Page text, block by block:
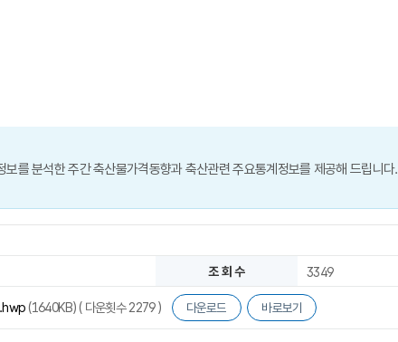
를 분석한 주간 축산물가격동향과 축산관련 주요통계정보를 제공해 드립니다.
조 회 수 3349
(1640KB) ( 다운횟수 2279 ) 다운로드 바로보기